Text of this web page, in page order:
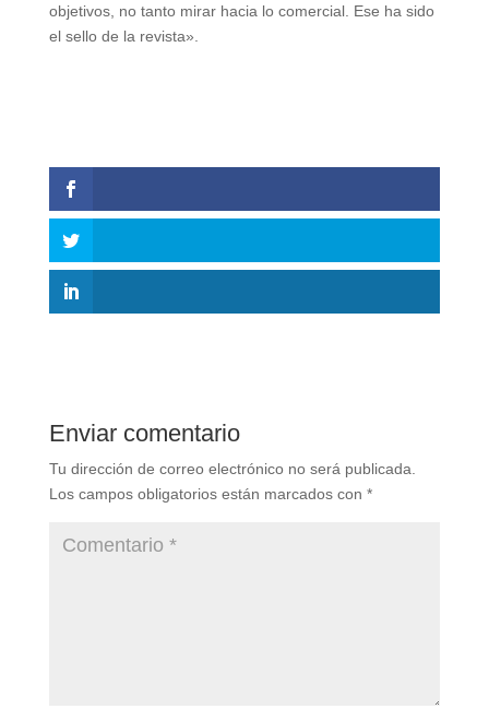
objetivos, no tanto mirar hacia lo comercial. Ese ha sido
el sello de la revista».
Enviar comentario
Tu dirección de correo electrónico no será publicada.
Los campos obligatorios están marcados con *